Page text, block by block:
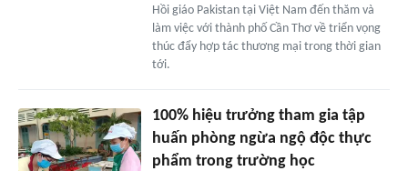
Hồi giáo Pakistan tại Việt Nam đến thăm và
làm việc với thành phố Cần Thơ về triển vọng
thúc đẩy hợp tác thương mại trong thời gian
tới.
100% hiệu trưởng tham gia tập
huấn phòng ngừa ngộ độc thực
phẩm trong trường học